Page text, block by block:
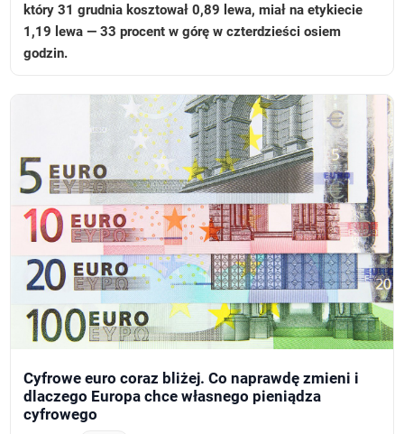
który 31 grudnia kosztował 0,89 lewa, miał na etykiecie
1,19 lewa — 33 procent w górę w czterdzieści osiem
godzin.
Cyfrowe euro coraz bliżej. Co naprawdę zmieni i
dlaczego Europa chce własnego pieniądza
cyfrowego